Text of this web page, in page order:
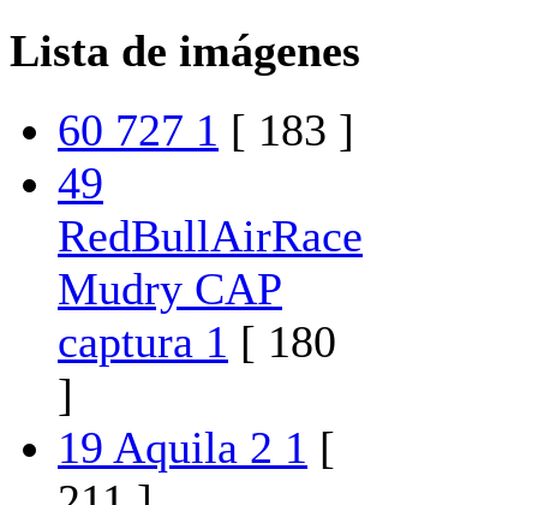
Lista de imágenes
60 727 1 [ 183 ]
49
RedBullAirRace
Mudry CAP
captura 1 [ 180
]
19 Aquila 2 1 [